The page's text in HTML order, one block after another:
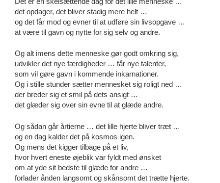
det opdager, det bliver stadig mere helt …
og det får mod og evner til at udføre sin livsopgave …
at være til gavn og nytte for sig selv og andre.
Og alt imens dette menneske gør godt omkring sig,
udvikler det nye færdigheder … får nye talenter,
som vil gøre gavn i kommende inkarnationer.
Og i stille stunder sætter mennesket sig roligt ned …
der breder sig et smil på dets ansigt …
det glæder sig over sin evne til at glæde andre.
Og sådan går årtierne … det lille hjerte bliver træt …
og en dag kalder det på kosmos igen.
Og mens det kigger tilbage på et liv,
hvor hvert eneste øjeblik var fyldt med ønsket
om at yde sit bedste til glæde for andre …
forlader ånden langsomt og skånsomt det trætte hjerte.